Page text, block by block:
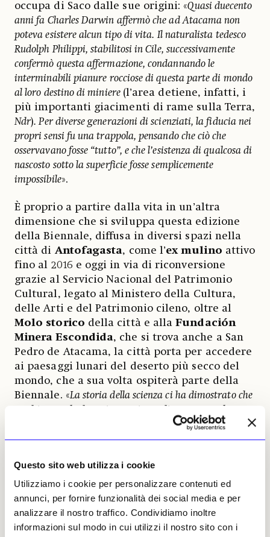
Questo sito web utilizza i cookie
Utilizziamo i cookie per personalizzare contenuti ed
annunci, per fornire funzionalità dei social media e per
analizzare il nostro traffico. Condividiamo inoltre
informazioni sul modo in cui utilizzi il nostro sito con i
occupa di Saco dalle sue origini: «Quasi duecento
anni fa Charles Darwin affermò che ad Atacama non
poteva esistere alcun tipo di vita. Il naturalista tedesco
Rudolph Philippi, stabilitosi in Cile, successivamente
confermò questa affermazione, condannando le
interminabili pianure rocciose di questa parte di mondo
al loro destino di miniere (l’area detiene, infatti, i
più importanti giacimenti di rame sulla Terra,
Ndr). Per diverse generazioni di scienziati, la fiducia nei
propri sensi fu una trappola, pensando che ciò che
osservavano fosse “tutto”, e che l’esistenza di qualcosa di
nascosto sotto la superficie fosse semplicemente
impossibile».
È proprio a partire dalla vita in un’altra
dimensione che si sviluppa questa edizione
della Biennale, diffusa in diversi spazi nella
città di Antofagasta, come l’ex mulino attivo
fino al 2016 e oggi in via di riconversione
grazie al Servicio Nacional del Patrimonio
Cultural, legato al Ministero della Cultura,
delle Arti e del Patrimonio cileno, oltre al
Molo storico della città e allaFundación
Minera Escondida, che si trova anche a San
Pedro de Atacama, la città porta per accedere
ai paesaggi lunari del deserto più secco del
mondo, che a sua volta ospiterà parte della
Biennale. «La storia della scienza ci ha dimostrato che
Potrebbe sembrare ragionevole, ma finisce con l’essere
molto limitante, perché gli ecosistemi oscuri abitano
nel pianeta», continua Wyskiel nella sua
introduzione, rimarcando come siano
l’orografia, la morfologia, lo spazio e la vita
agli «estremi» il tema generale di ogni
edizione di Saco, esattamente per il suo